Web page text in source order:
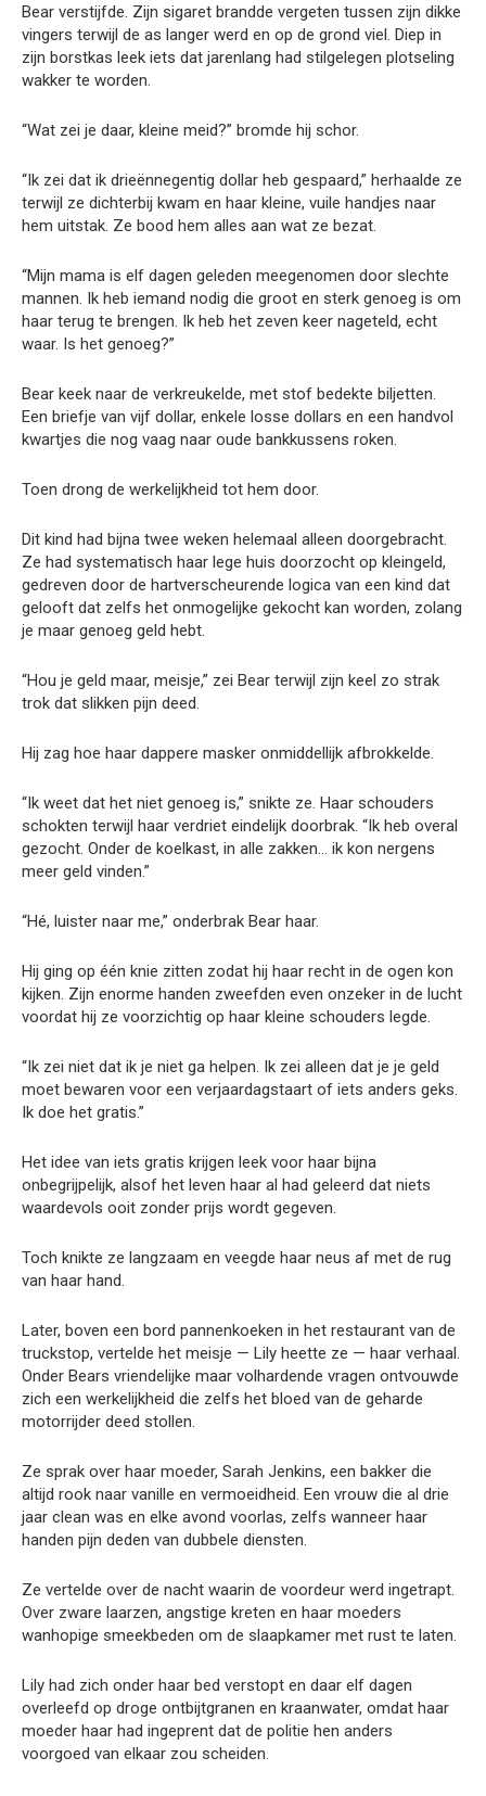
Bear verstijfde. Zijn sigaret brandde vergeten tussen zijn dikke
vingers terwijl de as langer werd en op de grond viel. Diep in
zijn borstkas leek iets dat jarenlang had stilgelegen plotseling
wakker te worden.
“Wat zei je daar, kleine meid?” bromde hij schor.
“Ik zei dat ik drieënnegentig dollar heb gespaard,” herhaalde ze
terwijl ze dichterbij kwam en haar kleine, vuile handjes naar
hem uitstak. Ze bood hem alles aan wat ze bezat.
“Mijn mama is elf dagen geleden meegenomen door slechte
mannen. Ik heb iemand nodig die groot en sterk genoeg is om
haar terug te brengen. Ik heb het zeven keer nageteld, echt
waar. Is het genoeg?”
Bear keek naar de verkreukelde, met stof bedekte biljetten.
Een briefje van vijf dollar, enkele losse dollars en een handvol
kwartjes die nog vaag naar oude bankkussens roken.
Toen drong de werkelijkheid tot hem door.
Dit kind had bijna twee weken helemaal alleen doorgebracht.
Ze had systematisch haar lege huis doorzocht op kleingeld,
gedreven door de hartverscheurende logica van een kind dat
gelooft dat zelfs het onmogelijke gekocht kan worden, zolang
je maar genoeg geld hebt.
“Hou je geld maar, meisje,” zei Bear terwijl zijn keel zo strak
trok dat slikken pijn deed.
Hij zag hoe haar dappere masker onmiddellijk afbrokkelde.
“Ik weet dat het niet genoeg is,” snikte ze. Haar schouders
schokten terwijl haar verdriet eindelijk doorbrak. “Ik heb overal
gezocht. Onder de koelkast, in alle zakken… ik kon nergens
meer geld vinden.”
“Hé, luister naar me,” onderbrak Bear haar.
Hij ging op één knie zitten zodat hij haar recht in de ogen kon
kijken. Zijn enorme handen zweefden even onzeker in de lucht
voordat hij ze voorzichtig op haar kleine schouders legde.
“Ik zei niet dat ik je niet ga helpen. Ik zei alleen dat je je geld
moet bewaren voor een verjaardagstaart of iets anders geks.
Ik doe het gratis.”
Het idee van iets gratis krijgen leek voor haar bijna
onbegrijpelijk, alsof het leven haar al had geleerd dat niets
waardevols ooit zonder prijs wordt gegeven.
Toch knikte ze langzaam en veegde haar neus af met de rug
van haar hand.
Later, boven een bord pannenkoeken in het restaurant van de
truckstop, vertelde het meisje — Lily heette ze — haar verhaal.
Onder Bears vriendelijke maar volhardende vragen ontvouwde
zich een werkelijkheid die zelfs het bloed van de geharde
motorrijder deed stollen.
Ze sprak over haar moeder, Sarah Jenkins, een bakker die
altijd rook naar vanille en vermoeidheid. Een vrouw die al drie
jaar clean was en elke avond voorlas, zelfs wanneer haar
handen pijn deden van dubbele diensten.
Ze vertelde over de nacht waarin de voordeur werd ingetrapt.
Over zware laarzen, angstige kreten en haar moeders
wanhopige smeekbeden om de slaapkamer met rust te laten.
Lily had zich onder haar bed verstopt en daar elf dagen
overleefd op droge ontbijtgranen en kraanwater, omdat haar
moeder haar had ingeprent dat de politie hen anders
voorgoed van elkaar zou scheiden.